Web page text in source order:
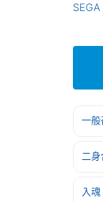
一般
二身
入魂